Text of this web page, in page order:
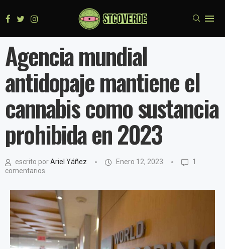
Agencia mundial
antidopaje mantiene el
cannabis como sustancia
prohibida en 2023
escrito porAriel Yáñez Enero 12, 2023
1
comentarios